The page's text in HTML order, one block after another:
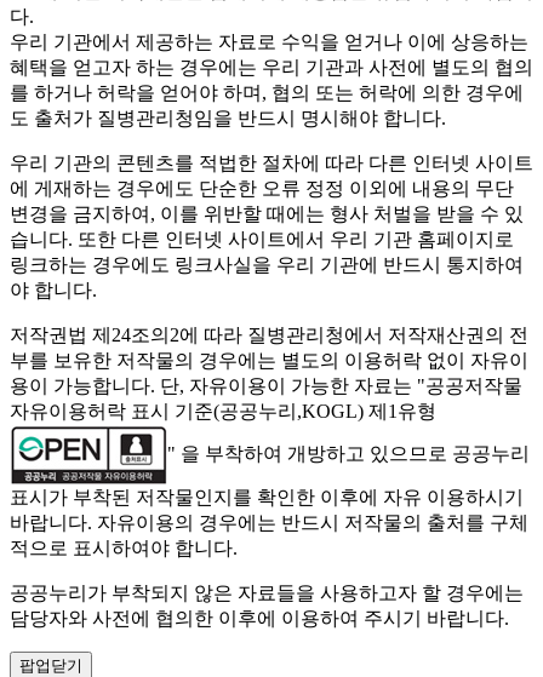
다.
우리 기관에서 제공하는 자료로 수익을 얻거나 이에 상응하는
혜택을 얻고자 하는 경우에는 우리 기관과 사전에 별도의 협의
를 하거나 허락을 얻어야 하며, 협의 또는 허락에 의한 경우에
도 출처가 질병관리청임을 반드시 명시해야 합니다.
우리 기관의 콘텐츠를 적법한 절차에 따라 다른 인터넷 사이트
에 게재하는 경우에도 단순한 오류 정정 이외에 내용의 무단
변경을 금지하여, 이를 위반할 때에는 형사 처벌을 받을 수 있
습니다. 또한 다른 인터넷 사이트에서 우리 기관 홈페이지로
링크하는 경우에도 링크사실을 우리 기관에 반드시 통지하여
야 합니다.
저작권법 제24조의2에 따라 질병관리청에서 저작재산권의 전
부를 보유한 저작물의 경우에는 별도의 이용허락 없이 자유이
용이 가능합니다. 단, 자유이용이 가능한 자료는 "공공저작물
자유이용허락 표시 기준(공공누리,KOGL) 제1유형
" 을 부착하여 개방하고 있으므로 공공누리
표시가 부착된 저작물인지를 확인한 이후에 자유 이용하시기
바랍니다. 자유이용의 경우에는 반드시 저작물의 출처를 구체
적으로 표시하여야 합니다.
공공누리가 부착되지 않은 자료들을 사용하고자 할 경우에는
담당자와 사전에 협의한 이후에 이용하여 주시기 바랍니다.
팝업닫기